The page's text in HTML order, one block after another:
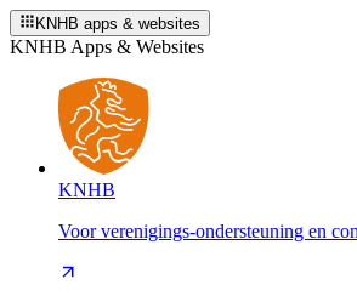
KNHB apps & websites
KNHB Apps & Websites
KNHB
Voor verenigings-ondersteuning en